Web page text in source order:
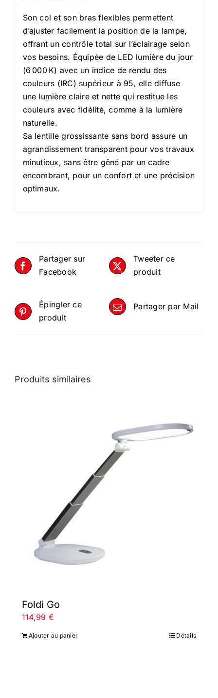
Son col et son bras flexibles permettent
d’ajuster facilement la position de la lampe,
offrant un contrôle total sur l’éclairage selon
vos besoins. Équipée de LED lumière du jour
(6 000 K) avec un indice de rendu des
couleurs (IRC) supérieur à 95, elle diffuse
une lumière claire et nette qui restitue les
couleurs avec fidélité, comme à la lumière
naturelle.
Sa lentille grossissante sans bord assure un
agrandissement transparent pour vos travaux
minutieux, sans être gêné par un cadre
encombrant, pour un confort et une précision
optimaux.
Partager sur
Facebook
Tweeter ce
produit
Épingler ce
produit
Partager par Mail
Produits similaires
Foldi Go
114,99 €
Ajouter au panier Détails